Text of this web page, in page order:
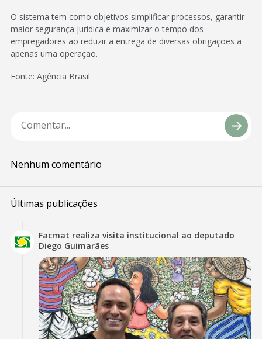
O sistema tem como objetivos simplificar processos, garantir
maior segurança jurídica e maximizar o tempo dos
empregadores ao reduzir a entrega de diversas obrigações a
apenas uma operação.
Fonte: Agência Brasil
Nenhum comentário
Últimas publicações
Facmat realiza visita institucional ao deputado
Diego Guimarães